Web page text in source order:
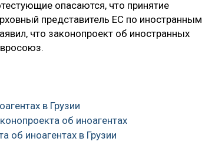
опасаются, что принятие
представитель ЕС по иностранным
что законопроект об иностранных
в Грузии
об иноагентах
об иноагентах в Грузии